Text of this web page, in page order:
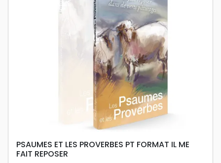
PSAUMES ET LES PROVERBES PT FORMAT IL ME
FAIT REPOSER